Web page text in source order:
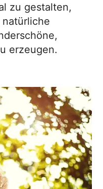
zu gestalten,
erzeugen.